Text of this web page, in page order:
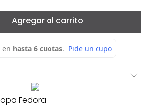
Agregar al carrito
Fedora